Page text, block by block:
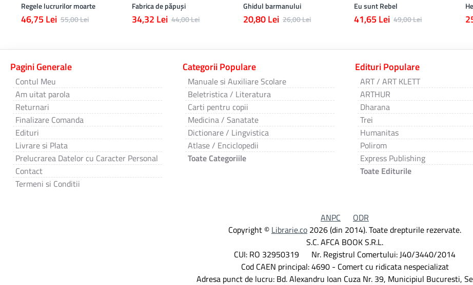
Regele lucrurilor moarte
46,75 Lei 55,00 Lei
Fabrica de păpuși
34,32 Lei 44,00 Lei
Ghidul barmanului
20,80 Lei 26,00 Lei
Eu sunt Rebel
41,65 Lei 49,00 Lei
Pagini Generale
Contul Meu
Am uitat parola
Returnari
Finalizare Comanda
Edituri
Livrare si Plata
Prelucrarea Datelor cu Caracter Personal
Contact
Termeni si Conditii
Categorii Populare
Manuale si Auxiliare Scolare
Beletristica / Literatura
Carti pentru copii
Medicina / Sanatate
Dictionare / Lingvistica
Atlase / Enciclopedii
Toate Categoriile
Edituri Populare
ART / ART KLETT
ARTHUR
Dharana
Trei
Humanitas
Polirom
Express Publishing
Toate Editurile
ANPC
ODR
Copyright © Librarie.co 2026 (din 2014). Toate drepturile rezervate.
S.C. AFCA BOOK S.R.L.
CUI: RO 32950319 Nr. Registrul Comertului: J40/3440/2014
Cod CAEN principal: 4690 - Comert cu ridicata nespecializat
Adresa punct de lucru: Bd. Alexandru Ioan Cuza Nr. 39, Municipiul Bucuresti,